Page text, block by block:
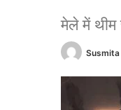
मेले में थीम
Susmita